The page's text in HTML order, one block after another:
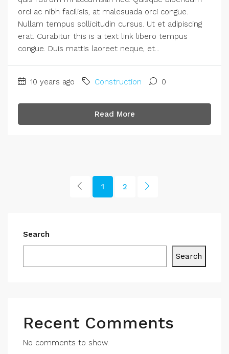
orci ac nibh facilisis, at malesuada orci congue.
Nullam tempus sollicitudin cursus. Ut et adipiscing
erat. Curabitur this is a text link libero tempus
congue. Duis mattis laoreet neque, et...
10 years ago Construction 0
Read More
1 2
Search
Search
Recent Comments
No comments to show.